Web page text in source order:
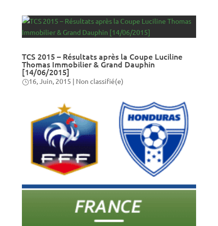
TCS 2015 – Résultats après la Coupe Luciline
Thomas Immobilier & Grand Dauphin
[14/06/2015]
16, Juin, 2015 | Non classifié(e)